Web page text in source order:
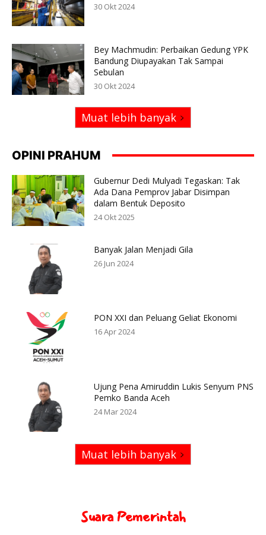
30 Okt 2024
Bey Machmudin: Perbaikan Gedung YPK
Bandung Diupayakan Tak Sampai
Sebulan
30 Okt 2024
Muat lebih banyak
OPINI PRAHUM
Gubernur Dedi Mulyadi Tegaskan: Tak
Ada Dana Pemprov Jabar Disimpan
dalam Bentuk Deposito
24 Okt 2025
Banyak Jalan Menjadi Gila
26 Jun 2024
PON XXI dan Peluang Geliat Ekonomi
16 Apr 2024
Ujung Pena Amiruddin Lukis Senyum PNS
Pemko Banda Aceh
24 Mar 2024
Muat lebih banyak
Suara Pemerintah